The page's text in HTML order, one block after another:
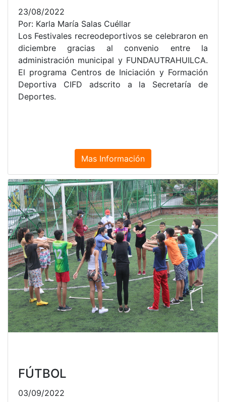
23/08/2022
Por: Karla María Salas Cuéllar
Los Festivales recreodeportivos se celebraron en
diciembre gracias al convenio entre la
administración municipal y FUNDAUTRAHUILCA.
El programa Centros de Iniciación y Formación
Deportiva CIFD adscrito a la Secretaría de
Deportes.
Mas Información
FÚTBOL
03/09/2022